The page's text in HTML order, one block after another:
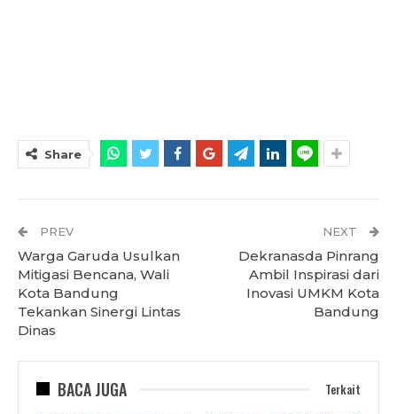
Share
PREV
Warga Garuda Usulkan
Mitigasi Bencana, Wali
Kota Bandung
Tekankan Sinergi Lintas
Dinas
NEXT
Dekranasda Pinrang
Ambil Inspirasi dari
Inovasi UMKM Kota
Bandung
BACA JUGA Terkait